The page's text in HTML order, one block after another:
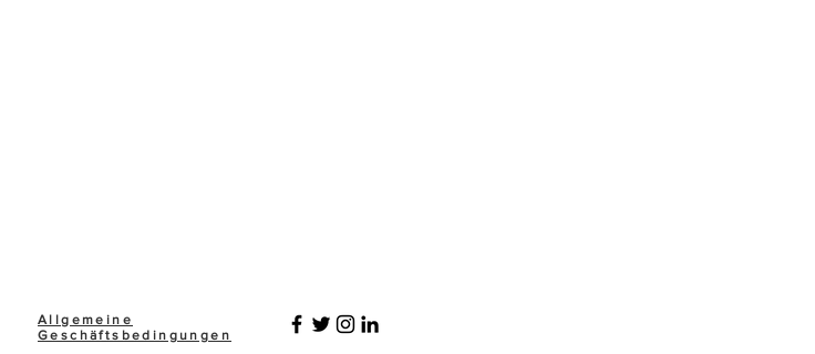
Allgemeine
Geschäftsbedingungen